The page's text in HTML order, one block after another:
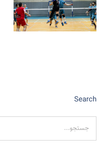
Search
برای: